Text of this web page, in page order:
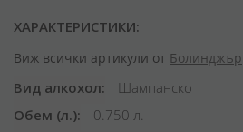
ХАРАКТЕРИСТИКИ:
Виж всички артикули от Болинджър
Вид алкохол
Шампанско
Обем (л.)
0.750 л.